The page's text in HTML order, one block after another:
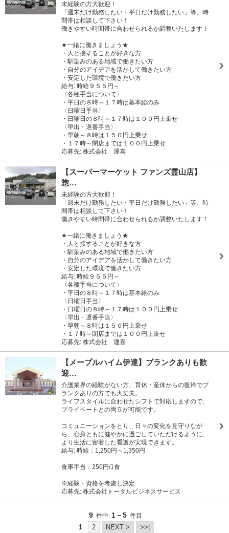
未経験の方大歓迎！
「週末だけ勤務したい・平日だけ勤務したい」等、時
間帯は相談して下さい！
働きやすい時間帯に合わせられるか調整いたします！
★一緒に働きましょう★
・人と接することが好きな方
・馴染みのある地域で働きたい方
・自分のアイデアを活かして働きたい方
・安定した環境で働きたい方
給与: 時給９５５円～
〈各種手当について〉
・平日の８時～１７時は基本給のみ
〈日曜日手当〉
・日曜日の８時～１７時は１００円上乗せ
〈早出・遅番手当〉
・早朝～８時は１５０円上乗せ
・１７時～閉店までは１００円上乗せ
応募先: 株式会社 運喜
【スーパーマーケット ファンズ霊山店】
惣…
未経験の方大歓迎！
「週末だけ勤務したい・平日だけ勤務したい」等、時
間帯は相談して下さい！
働きやすい時間帯に合わせられるか調整いたします！
★一緒に働きましょう★
・人と接することが好きな方
・馴染みのある地域で働きたい方
・自分のアイデアを活かして働きたい方
・安定した環境で働きたい方
給与: 時給９５５円～
〈各種手当について〉
・平日の８時～１７時は基本給のみ
〈日曜日手当〉
・日曜日の８時～１７時は１００円上乗せ
〈早出・遅番手当〉
・早朝～８時は１５０円上乗せ
・１７時～閉店までは１００円上乗せ
応募先: 株式会社 運喜
【メープルハイム伊達】ブランクありも歓
迎…
介護業界の経験がない方、育休・産休からの復帰でブ
ランクありの方でも大丈夫。
ライフスタイルに合わせたシフトで対応しますので、
プライベートとの両立が可能です。
コミュニーションをとり、日々の変化を見守りなが
ら、心身ともに健やかに過ごしていただけるように、
より生活に密着した看護が実現できます。
給与: 時給：1,250円～1,350円
食事手当：250円/1食
※経験・資格を考慮し決定
応募先: 株式会社トータルビジネスサービス
9 件中 1－5 件目
1 2 NEXT > >>|